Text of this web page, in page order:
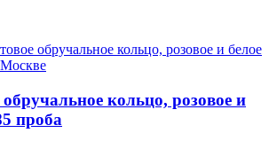
кольцо, розовое и
проба